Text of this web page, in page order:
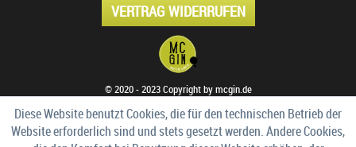
VERTRAG WIDERRUFEN
© 2020 - 2023 Copyright by mcgin.de
Diese Website benutzt Cookies, die für den technischen Betrieb der
Website erforderlich sind und stets gesetzt werden. Andere Cookies,